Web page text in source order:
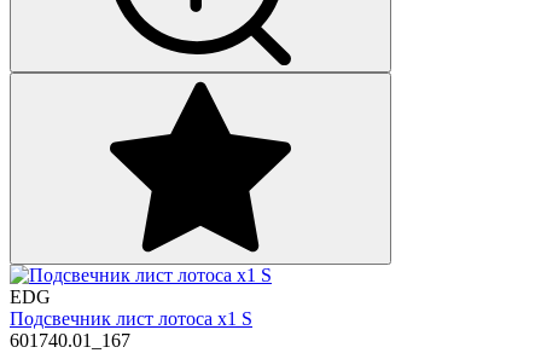
EDG
Подсвечник лист лотоса х1 S
601740.01_167